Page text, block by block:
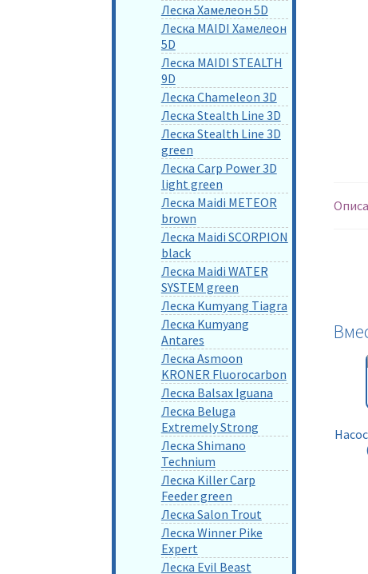
Леска Хамелеон 5D
Леска MAIDI Хамелеон
5D
Леска MAIDI STEALTH
9D
Леска Chameleon 3D
Леска Stealth Line 3D
Леска Stealth Line 3D
green
Леска Carp Power 3D
light green
Леска Maidi METEOR
brown
Леска Maidi SCORPION
black
Леска Maidi WATER
SYSTEM green
Леска Kumyang Tiagra
Леска Kumyang
Antares
Леска Asmoon
KRONER Fluorocarbon
Леска Balsax Iguana
Леска Beluga
Extremely Strong
Леска Shimano
Technium
Леска Killer Carp
Feeder green
Леска Salon Trout
Леска Winner Pike
Expert
Леска Evil Beast